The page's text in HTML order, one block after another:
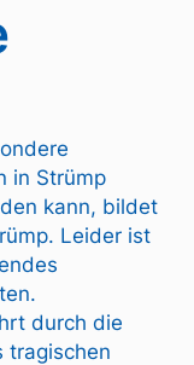
in Strümp
kann, bildet
Leider ist
durch die
tragischen